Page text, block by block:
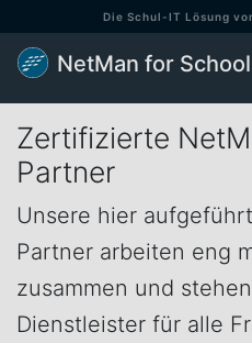
Die Schul-IT Lösung
NetMan for
Zertifizierte
Partner
Unsere hier
Partner arbeiten eng
zusammen und
Dienstleister für alle